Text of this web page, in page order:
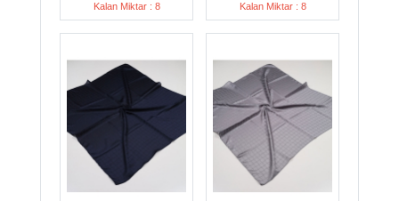
Kalan Miktar : 8 Kalan Miktar : 8